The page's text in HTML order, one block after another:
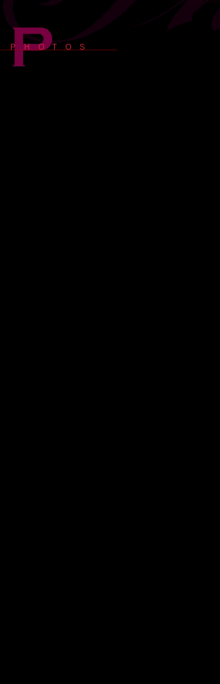
P H O T O S